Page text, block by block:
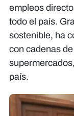
empleos
todo el país.
sostenible, ha
con cadenas
país.